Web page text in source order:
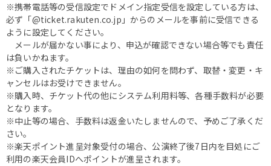
※携帯電話等の受信設定でドメイン指定受信を設定している方は、
必ず「@ticket.rakuten.co.jp」からのメールを事前に受信できる
ように設定してください。
メールが届かない事により、申込が確認できない場合等でも責任
は負いかねます。
※ご購入されたチケットは、理由の如何を問わず、取替・変更・キ
ャンセルはお受けできません。
※購入時、チケット代の他にシステム利用料等、各種手数料が必要
となります。
※中止等の場合、手数料は返金いたしませんので、予めご了承くだ
さい。
※楽天ポイント進呈対象受付の場合、公演終了後7日内を目処にご
利用の楽天会員IDへポイントが進呈されます。